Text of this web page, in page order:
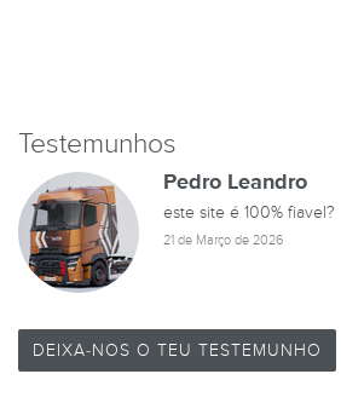
Testemunhos
Pedro Leandro
este site é 100% fiavel?
21 de Março de 2026
DEIXA-NOS O TEU TESTEMUNHO